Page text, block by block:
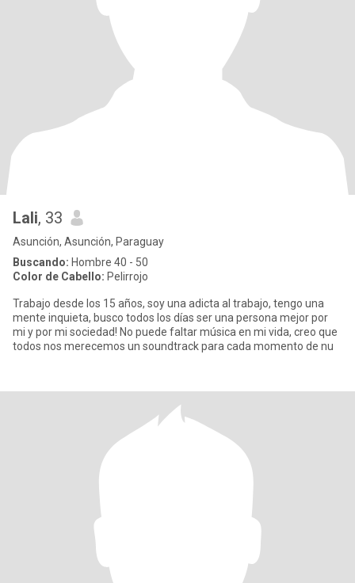
Lali, 33
Asunción, Asunción, Paraguay
Buscando: Hombre 40 - 50
Color de Cabello: Pelirrojo
Trabajo desde los 15 años, soy una adicta al trabajo, tengo una
mente inquieta, busco todos los días ser una persona mejor por
mi y por mi sociedad! No puede faltar música en mi vida, creo que
todos nos merecemos un soundtrack para cada momento de nu